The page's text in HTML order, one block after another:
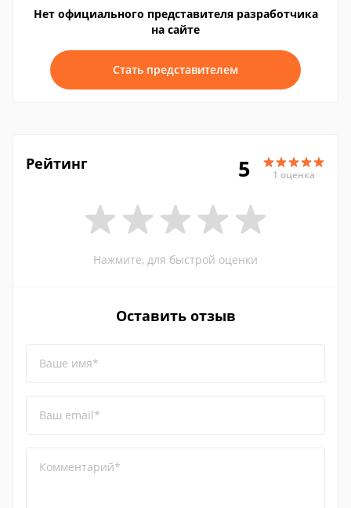
Нет официального представителя разработчика
на сайте
Стать представителем
Рейтинг 5 1 оценка
Нажмите, для быстрой оценки
Оставить отзыв
Ваше имя*
Ваш email*
Комментарий*